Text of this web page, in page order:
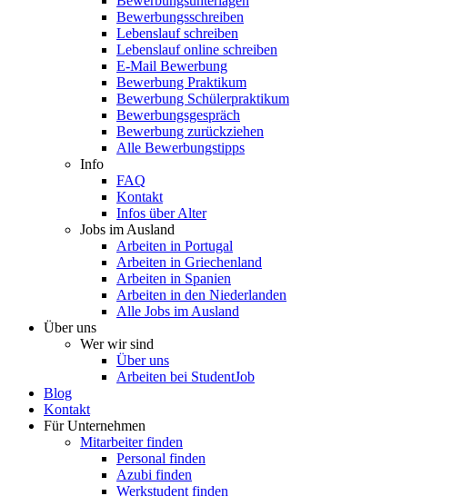
Bewerbungsschreiben
Lebenslauf schreiben
Lebenslauf online schreiben
E-Mail Bewerbung
Bewerbung Praktikum
Bewerbung Schülerpraktikum
Bewerbungsgespräch
Bewerbung zurückziehen
Alle Bewerbungstipps
Info
FAQ
Kontakt
Infos über Alter
Jobs im Ausland
Arbeiten in Portugal
Arbeiten in Griechenland
Arbeiten in Spanien
Arbeiten in den Niederlanden
Alle Jobs im Ausland
Über uns
Wer wir sind
Über uns
Arbeiten bei StudentJob
Blog
Kontakt
Für Unternehmen
Mitarbeiter finden
Personal finden
Azubi finden
Werkstudent finden